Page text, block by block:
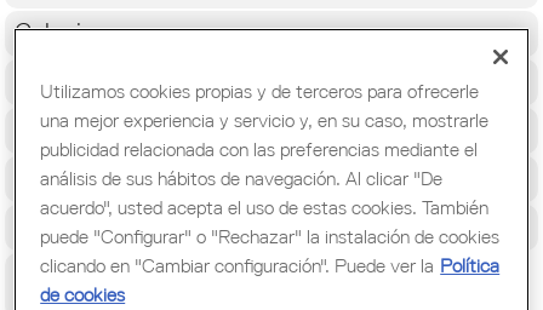
Colegio
Soporte Profesional
Formación y Ocupación
Cultura
Congreso Mundial de Arquitectos/as
Ciudadanía
Utilizamos cookies propias y de terceros para ofrecerle
una mejor experiencia y servicio y, en su caso, mostrarle
publicidad relacionada con las preferencias mediante el
análisis de sus hábitos de navegación. Al clicar "De
acuerdo", usted acepta el uso de estas cookies. También
puede "Configurar" o "Rechazar" la instalación de cookies
clicando en "Cambiar configuración". Puede ver la Política
de cookies